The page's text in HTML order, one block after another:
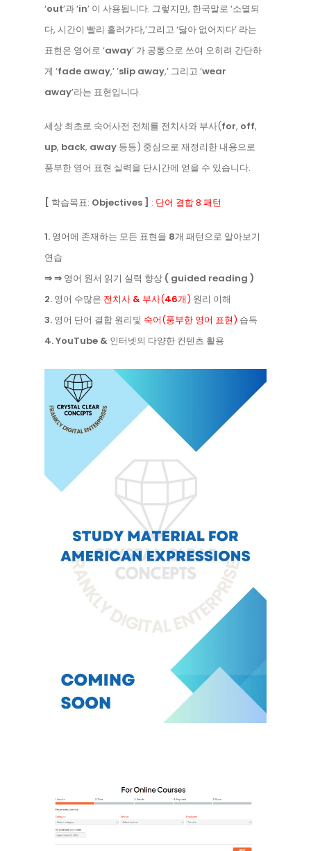
‘out’과 ‘in’ 이 사용됩니다. 그렇지만, 한국말로 ‘소멸되
다, 시간이 빨리 흘러가다,’그리고 ‘닳아 없어지다’ 라는
표현은 영어로 ‘away’ 가 공통으로 쓰여 오히려 간단하
게 ‘fade away,’ ‘slip away,’ 그리고 ‘wear
away’라는 표현입니다.
세상 최초로 숙어사전 전체를 전치사와 부사(for, off,
up, back, away 등등) 중심으로 재정리한 내용으로
풍부한 영어 표현 실력을 단시간에 얻을 수 있습니다.
[ 학습목표: Objectives ] : 단어 결합 8 패턴
1. 영어에 존재하는 모든 표현을 8개 패턴으로 알아보기
연습
⇒ ⇒ 영어 원서 읽기 실력 향상 ( guided reading )
2. 영어 수많은 전치사 & 부사(46개) 원리 이해
3. 영어 단어 결합 원리및 숙어(풍부한 영어 표현) 습득
4.YouTube & 인터넷의 다양한 컨텐츠 활용